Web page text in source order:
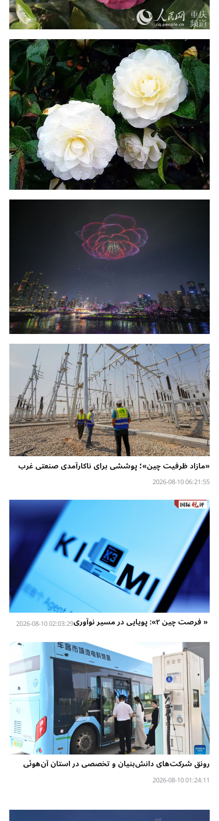
«مازاد ظرفیت چین»؛ پوششی برای ناکارآمدی صنعتی غرب
06:21:55 2026-08-10
« فرصت چین ۲»: پویایی در مسیر نوآوری 02:03:29 2026-08-10
رونق شرکت‌های دانش‌بنیان و تخصصی در استان آن‌هوئی
01:24:11 2026-08-10